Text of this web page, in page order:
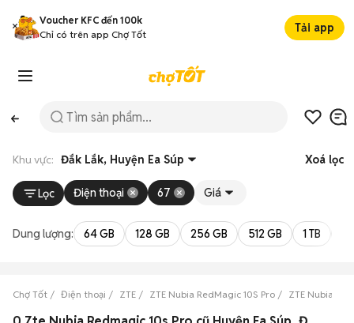
Voucher KFC đến 100k
Chỉ có trên app Chợ Tốt
Tải app
Khu vực: Đắk Lắk, Huyện Ea Súp Xoá lọc
Lọc Điện thoại 67 Giá
Dung lượng: 64 GB 128 GB 256 GB 512 GB 1 TB
Chợ Tốt Điện thoại ZTE ZTE Nubia RedMagic 10S Pro ZTE Nubia